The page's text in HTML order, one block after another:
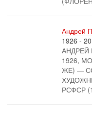
Андрей
1926 -
АНДРЕЙ
1926,
ЖЕ) —
РСФСР